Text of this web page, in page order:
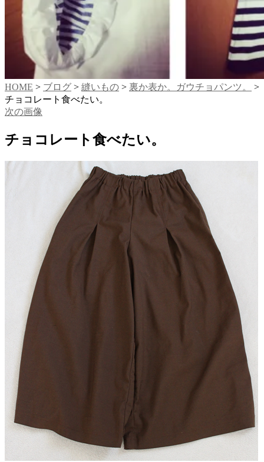
HOME > ブログ > 縫いもの > 裏か表か。ガウチョパンツ。
>
チョコレート食べたい。
次の画像
チョコレート食べたい。